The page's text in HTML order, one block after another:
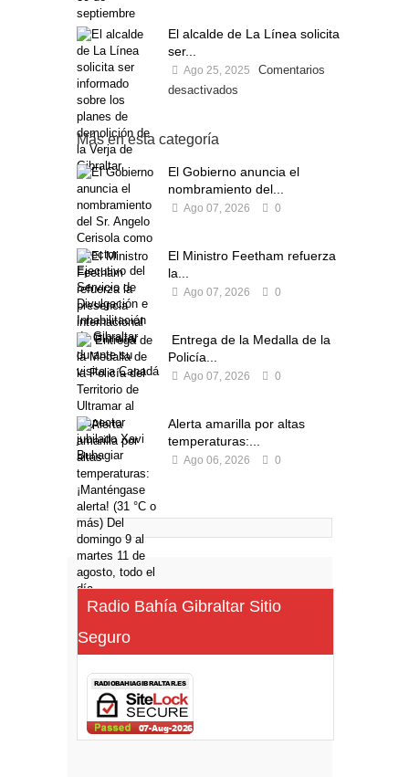
El alcalde de La Línea solicita
ser...
Ago 25, 2025
Comentarios
desactivados
Más en esta categoría
El Gobierno anuncia el
nombramiento del...
Ago 07, 2026 0
El Ministro Feetham refuerza
la...
Ago 07, 2026 0
Entrega de la Medalla de la
Policía...
Ago 07, 2026 0
Alerta amarilla por altas
temperaturas:...
Ago 06, 2026 0
Radio Bahía Gibraltar Sitio
Seguro